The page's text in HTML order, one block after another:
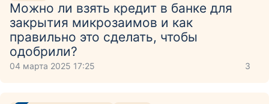
Можно ли взять кредит в банке для
закрытия микрозаимов и как
правильно это сделать, чтобы
одобрили?
04 марта 2025 17:25 3